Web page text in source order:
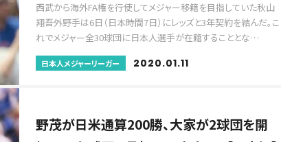
西武から海外FA権を行使してメジャー移籍を目指していた秋山
翔吾外野手は6日（日本時間7日）にレッズと3年契約を結んだ。こ
れでメジャー全30球団に日本人選手が在籍することとな…
日本人メジャーリーガー 2020.01.11
野茂が日米通算200勝、大家が2球団を開